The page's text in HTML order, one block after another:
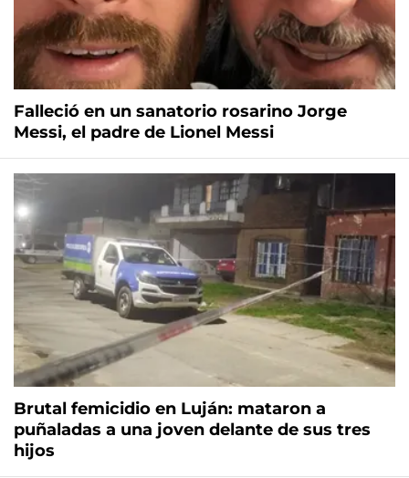
Falleció en un sanatorio rosarino Jorge
Messi, el padre de Lionel Messi
Brutal femicidio en Luján: mataron a
puñaladas a una joven delante de sus tres
hijos